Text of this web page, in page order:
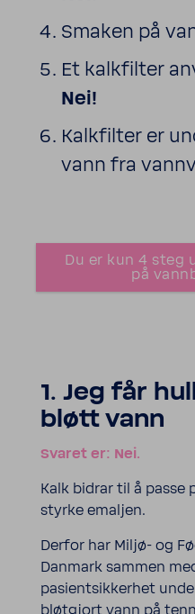
Smaken på
Et kalkfilter
Nei!
Kalkfilter er
vann fra
Du er kun 4 steg
på
1. Jeg får
bløtt vann
Svaret er: Nei.
Kalk bidrar til å passe
styrke emaljen.
Derfor har Miljø- og
Danmark sammen
pasientsikkerhet
bløtgjort vann på